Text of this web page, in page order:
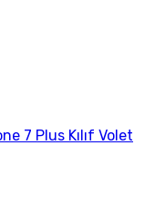
7 Plus Kılıf Volet